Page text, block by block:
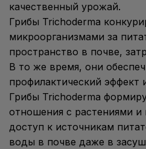
качественный урожай.
Грибы Trichoderma
микроорганизмами за
пространство в почве,
В то же время, они
профилактический эффект
Грибы Trichoderma
отношения с растениями и
доступ к источникам
воды в почве даже в